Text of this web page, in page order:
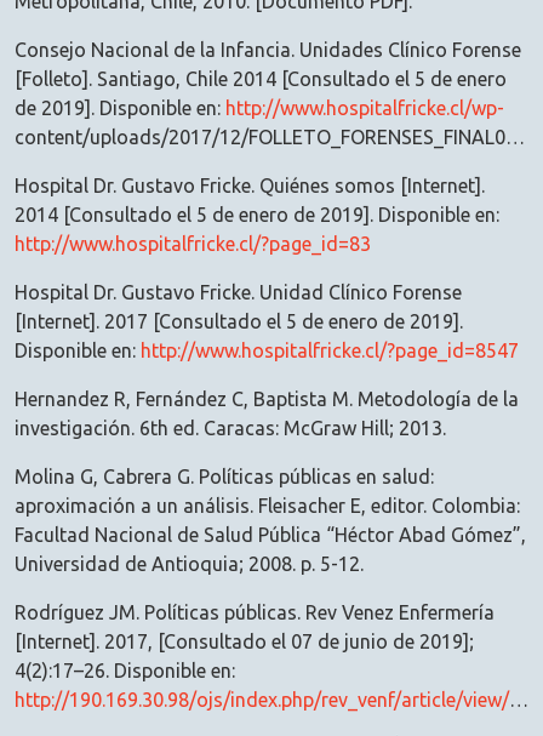
Consejo Nacional de la Infancia. Unidades Clínico Forense
[Folleto]. Santiago, Chile 2014 [Consultado el 5 de enero
de 2019]. Disponible en: http://www.hospitalfricke.cl/wp-
content/uploads/2017/12/FOLLETO_FORENSES_FINAL01.pdf
Hospital Dr. Gustavo Fricke. Quiénes somos [Internet].
2014 [Consultado el 5 de enero de 2019]. Disponible en:
http://www.hospitalfricke.cl/?page_id=83
Hospital Dr. Gustavo Fricke. Unidad Clínico Forense
[Internet]. 2017 [Consultado el 5 de enero de 2019].
Disponible en: http://www.hospitalfricke.cl/?page_id=8547
Hernandez R, Fernández C, Baptista M. Metodología de la
investigación. 6th ed. Caracas: McGraw Hill; 2013.
Molina G, Cabrera G. Políticas públicas en salud:
aproximación a un análisis. Fleisacher E, editor. Colombia:
Facultad Nacional de Salud Pública “Héctor Abad Gómez”,
Universidad de Antioquia; 2008. p. 5-12.
Rodríguez JM. Políticas públicas. Rev Venez Enfermería
[Internet]. 2017, [Consultado el 07 de junio de 2019];
4(2):17–26. Disponible en:
http://190.169.30.98/ojs/index.php/rev_venf/article/view/15917